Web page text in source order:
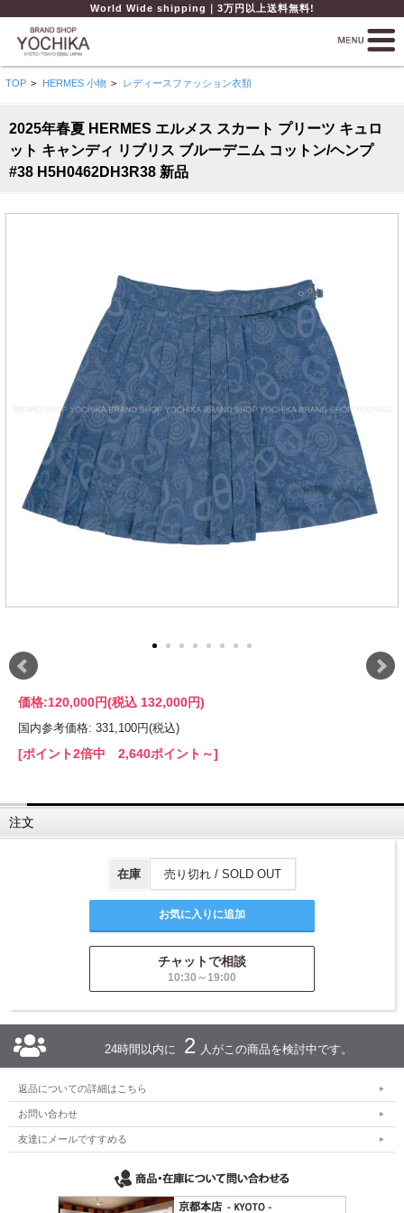
World Wide shipping｜3万円以上送料無料!
TOP > HERMES 小物 > レディースファッション衣類
2025年春夏 HERMES エルメス スカート プリーツ キュロ
ット キャンディ リブリス ブルーデニム コットン/ヘンプ
#38 H5H0462DH3R38 新品
価格:120,000円(税込 132,000円)
国内参考価格: 331,100円(税込)
[ポイント2倍中 2,640ポイント～]
注文
在庫 売り切れ / SOLD OUT
チャットで相談
10:30～19:00
24時間以内に 2 人がこの商品を検討中です。
返品についての詳細はこちら
お問い合わせ
友達にメールですすめる